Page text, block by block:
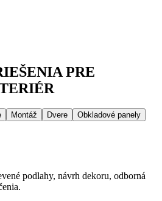
PRE
Montáž Dvere
Obkladové panely
podlahy, návrh dekoru, odborná